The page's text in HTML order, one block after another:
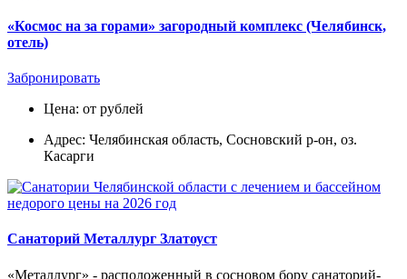
«Космос на за горами» загородный комплекс (Челябинск,
отель)
Забронировать
Цена: от рублей
Адрес: Челябинская область, Сосновский р-он, оз.
Касарги
Санаторий Металлург Златоуст
«Металлург» - расположенный в сосновом бору санаторий-